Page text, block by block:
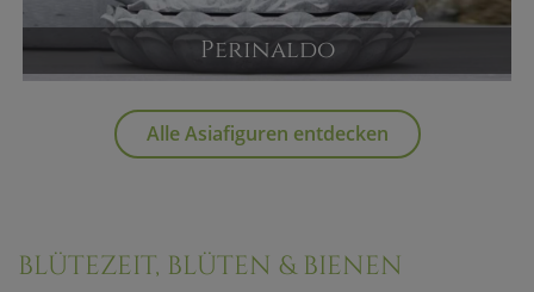
Perinaldo
Sitzender Buddha als Gartendeko
550,00 €
Alle Asiafiguren entdecken
BLÜTEZEIT, BLÜTEN & BIENEN